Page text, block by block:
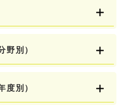
野別）
度別）